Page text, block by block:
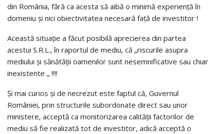
din România, fără ca acesta să aibă o minimă experienţă în
domeniu şi nici obiectivitatea necesară faţă de investitor !
Această situaţie a făcut posibilă aprecierea din partea
acestui S.R.L., în raportul de mediu, că „riscurile asupra
mediului şi sănătăţii oamenilor sunt nesemnificative sau chiar
inexistente „ !!!!
Şi mai curios şi de necrezut este faptul că, Guvernul
României, prin structurile subordonate direct sau unor
ministere, acceptă ca monitorizarea calităţii factorilor de
mediu să fie realizată tot de investitor, adică acceptă o